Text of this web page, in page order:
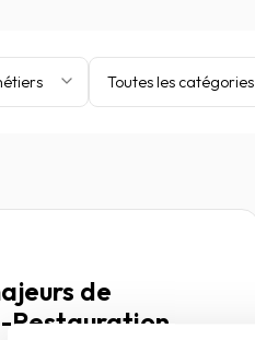
Toutes les catégories
de
Restauration